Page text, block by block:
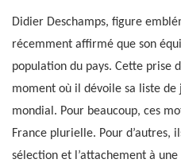
Didier Deschamps, figure
récemment affirmé que son
population du pays. Cette prise
moment où il dévoile sa liste
mondial. Pour beaucoup, ces
France plurielle. Pour d’autres,
sélection et l’attachement à